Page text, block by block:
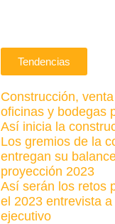
Tendencias
Construcción,
oficinas y bodegas
Así inicia la
Los gremios de la
entregan su
proyección 2023
Así serán los retos
el 2023 entrevista
ejecutivo